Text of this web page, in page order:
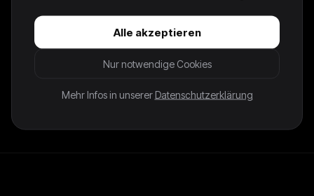
Ausschnitt verleiht dem Teil einen entspannten, femininen
Touch. Ideal für ein Get Together oder als Layering-Element
unter einer Strickjacke. Die schmalen Spaghetti-Träger
bequem. Dieses Teil lässt sich perfekt mit High Waist Jeans
Alle akzeptieren
Nur notwendige Cookies
Mehr Infos in unserer Datenschutzerklärung